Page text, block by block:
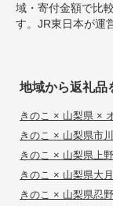
域・寄付金額で比
す。JR東日本が運
地域から返礼品
きのこ × 山梨県 ×
きのこ × 山梨県市
きのこ × 山梨県上
きのこ × 山梨県大
きのこ × 山梨県忍